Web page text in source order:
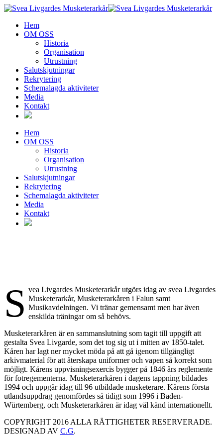
Hem
OM OSS
Historia
Organisation
Utrustning
Salutskjutningar
Rekrytering
Schemalagda aktiviteter
Media
Kontakt
Hem
OM OSS
Historia
Organisation
Utrustning
Salutskjutningar
Rekrytering
Schemalagda aktiviteter
Media
Kontakt
S vea Livgardes Musketerarkår utgörs idag av svea Livgardes
Musketerarkår, Musketerarkåren i Falun samt
Musikavdelningen. Vi tränar gemensamt men har även
enskilda träningar om så behövs.
Musketerarkåren är en sammanslutning som tagit till uppgift att
gestalta Svea Livgarde, som det tog sig ut i mitten av 1850-talet.
Kåren har lagt ner mycket möda på att gå igenom tillgängligt
arkivmaterial för att återskapa uniformer och vapen så korrekt som
möjligt. Kårens uppvisningsexercis bygger på 1846 års reglemente
för fotregementerna. Musketerarkåren i dagens tappning bildades
1994 och uppgår idag till 96 utbildade musketerare. Kårens första
utlandsuppdrag genomfördes så tidigt som 1996 i Baden-
Würtemberg, och Musketerarkåren är idag väl känd internationellt.
COPYRIGHT 2016 ALLA RÄTTIGHETER RESERVERADE.
DESIGNAD AV C.G.